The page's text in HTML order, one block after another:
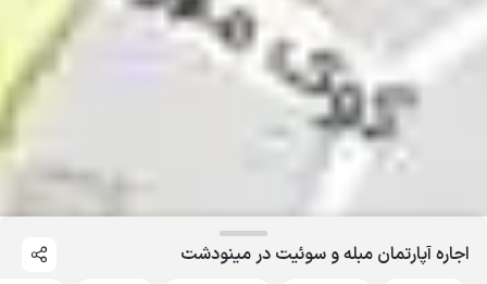
اجاره آپارتمان مبله و سوئیت در مینودشت